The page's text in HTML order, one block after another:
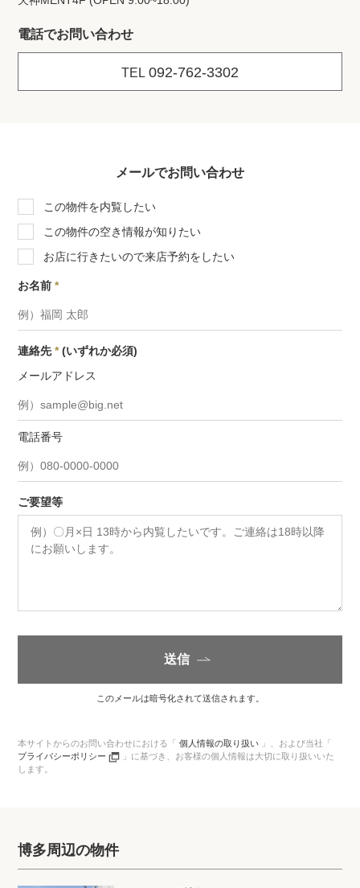
電話でお問い合わせ
TEL 092-762-3302
メールでお問い合わせ
この物件を内覧したい
この物件の空き情報が知りたい
お店に行きたいので来店予約をしたい
お名前*
連絡先* (いずれか必須)
メールアドレス
電話番号
ご要望等
送信
このメールは暗号化されて送信されます。
本サイトからのお問い合わせにおける「個人情報の取り扱い 」、 および当社「
プライバシーポリシー
」に基づき、 お客様の個人情報は大切に取り扱いいた
します。
博多周辺の物件